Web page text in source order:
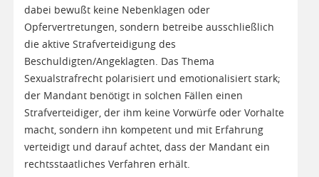
dabei bewußt keine Nebenklagen oder
Opfervertretungen, sondern betreibe ausschließlich
die aktive Strafverteidigung des
Beschuldigten/Angeklagten. Das Thema
Sexualstrafrecht polarisiert und emotionalisiert stark;
der Mandant benötigt in solchen Fällen einen
Strafverteidiger, der ihm keine Vorwürfe oder Vorhalte
macht, sondern ihn kompetent und mit Erfahrung
verteidigt und darauf achtet, dass der Mandant ein
rechtsstaatliches Verfahren erhält.